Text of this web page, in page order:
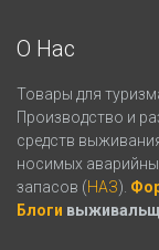
О Нас
Товары для
Производство и
средств
носимых
запасов (НАЗ).
Блоги